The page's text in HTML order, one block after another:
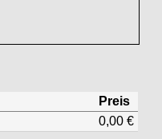
Preis
0,00 €